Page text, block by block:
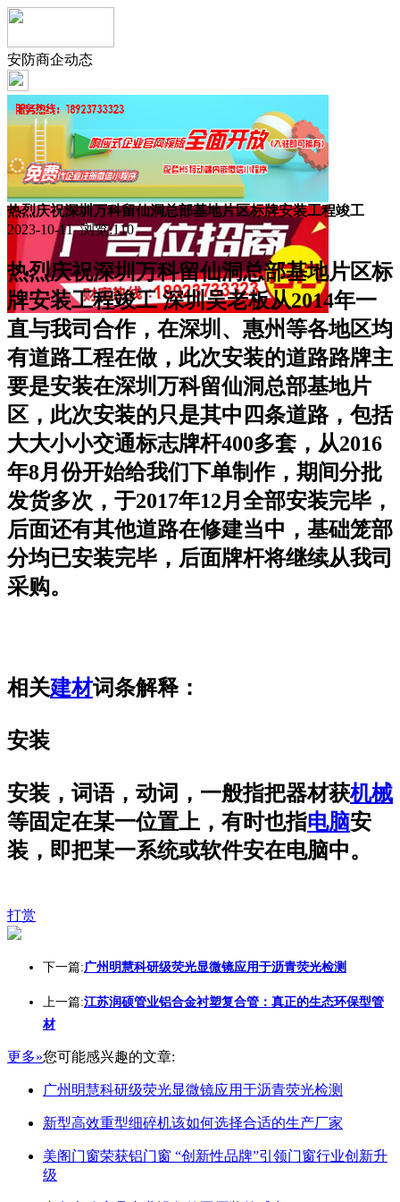
安防商企动态
热烈庆祝深圳万科留仙洞总部基地片区标牌安装工程竣工
2023-10-11 浏览:110
热烈庆祝深圳万科留仙洞总部基地片区标
牌安装工程竣工 深圳吴老板从2014年一
直与我司合作，在深圳、惠州等各地区均
有道路工程在做，此次安装的道路路牌主
要是安装在深圳万科留仙洞总部基地片
区，此次安装的只是其中四条道路，包括
大大小小交通标志牌杆400多套，从2016
年8月份开始给我们下单制作，期间分批
发货多次，于2017年12月全部安装完毕，
后面还有其他道路在修建当中，基础笼部
分均已安装完毕，后面牌杆将继续从我司
采购。
相关建材词条解释：
安装
安装，词语，动词，一般指把器材获机械
等固定在某一位置上，有时也指电脑安
装，即把某一系统或软件安在电脑中。
打赏
下一篇:广州明慧科研级荧光显微镜应用于沥青荧光检测
上一篇:江苏润硕管业铝合金衬塑复合管：真正的生态环保型管
材
更多»您可能感兴趣的文章:
广州明慧科研级荧光显微镜应用于沥青荧光检测
新型高效重型细碎机该如何选择合适的生产厂家
美阁门窗荣获铝门窗 “创新性品牌”引领门窗行业创新升
级